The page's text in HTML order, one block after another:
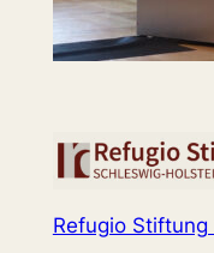
Refugio